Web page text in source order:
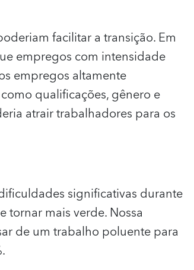
facilitar a transição. Em
empregos com intensidade
empregos altamente
qualificações, gênero e
atrair trabalhadores para os
significativas durante
tornar mais verde. Nossa
de um trabalho poluente para